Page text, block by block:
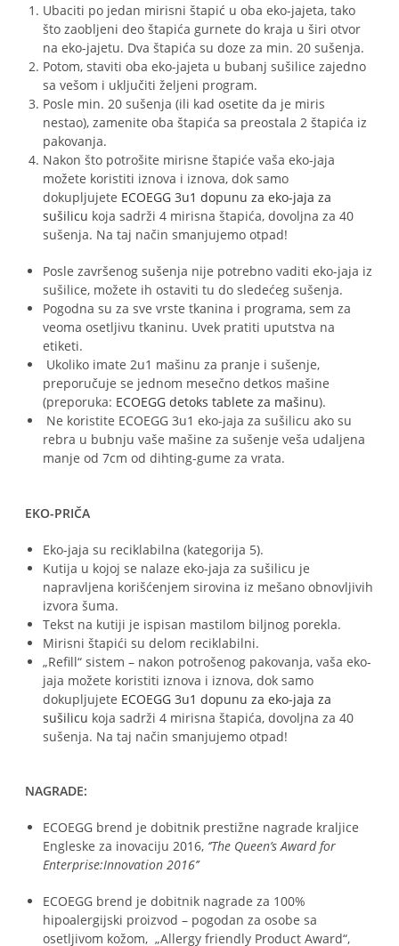
Ubaciti po jedan mirisni štapić u oba eko-jajeta, tako
što zaobljeni deo štapića gurnete do kraja u širi otvor
na eko-jajetu. Dva štapića su doze za min. 20 sušenja.
Potom, staviti oba eko-jajeta u bubanj sušilice zajedno
sa vešom i uključiti željeni program.
Posle min. 20 sušenja (ili kad osetite da je miris
nestao), zamenite oba štapića sa preostala 2 štapića iz
pakovanja.
Nakon što potrošite mirisne štapiće vaša eko-jaja
možete koristiti iznova i iznova, dok samo
dokupljujete ECOEGG 3u1 dopunu za eko-jaja za
sušilicu koja sadrži 4 mirisna štapića, dovoljna za 40
sušenja. Na taj način smanjujemo otpad!
Posle završenog sušenja nije potrebno vaditi eko-jaja iz
sušilice, možete ih ostaviti tu do sledećeg sušenja.
Pogodna su za sve vrste tkanina i programa, sem za
veoma osetljivu tkaninu. Uvek pratiti uputstva na
etiketi.
Ukoliko imate 2u1 mašinu za pranje i sušenje,
preporučuje se jednom mesečno detkos mašine
(preporuka: ECOEGG detoks tablete za mašinu).
Ne koristite ECOEGG 3u1 eko-jaja za sušilicu ako su
rebra u bubnju vaše mašine za sušenje veša udaljena
manje od 7cm od dihting-gume za vrata.
EKO-PRIČA
Eko-jaja su reciklabilna (kategorija 5).
Kutija u kojoj se nalaze eko-jaja za sušilicu je
napravljena korišćenjem sirovina iz mešano obnovljivih
izvora šuma.
Tekst na kutiji je ispisan mastilom biljnog porekla.
Mirisni štapići su delom reciklabilni.
„Refill“ sistem – nakon potrošenog pakovanja, vaša eko-
jaja možete koristiti iznova i iznova, dok samo
dokupljujete ECOEGG 3u1 dopunu za eko-jaja za
sušilicu koja sadrži 4 mirisna štapića, dovoljna za 40
sušenja. Na taj način smanjujemo otpad!
NAGRADE:
ECOEGG brend je dobitnik prestižne nagrade kraljice
Engleske za inovaciju 2016, ‘’The Queen’s Award for
Enterprise:Innovation 2016’’
ECOEGG brend je dobitnik nagrade za 100%
hipoalergijski proizvod – pogodan za osobe sa
osetljivom kožom, „Allergy friendly Product Award“,